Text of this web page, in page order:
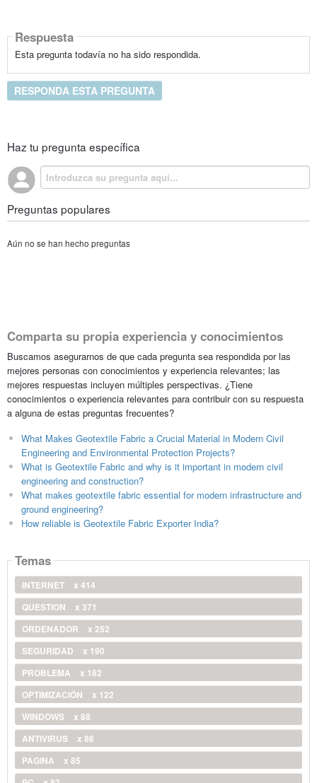
Respuesta
Esta pregunta todavía no ha sido respondida.
RESPONDA ESTA PREGUNTA
Haz tu pregunta específica
Preguntas populares
Aún no se han hecho preguntas
Comparta su propia experiencia y conocimientos
Buscamos asegurarnos de que cada pregunta sea respondida por las
mejores personas con conocimientos y experiencia relevantes; las
mejores respuestas incluyen múltiples perspectivas. ¿Tiene
conocimientos o experiencia relevantes para contribuir con su respuesta
a alguna de estas preguntas frecuentes?
What Makes Geotextile Fabric a Crucial Material in Modern Civil
Engineering and Environmental Protection Projects?
What is Geotextile Fabric and why is it important in modern civil
engineering and construction?
What makes geotextile fabric essential for modern infrastructure and
ground engineering?
How reliable is Geotextile Fabric Exporter India?
Temas
INTERNET
x 414
QUESTION
x 371
ORDENADOR
x 252
SEGURIDAD
x 190
PROBLEMA
x 182
OPTIMIZACIÓN
x 122
WINDOWS
x 88
ANTIVIRUS
x 86
PAGINA
x 85